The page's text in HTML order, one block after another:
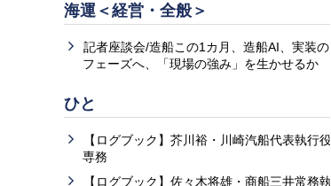
海運＜経営・全般＞
記者座談会/造船この1カ月、造船AI、実装の
フェーズへ、「現場の強み」を生かせるか
ひと
【ログブック】芥川裕・川崎汽船代表執行役
専務
【ログブック】佐々木将雄・商船三井常務執